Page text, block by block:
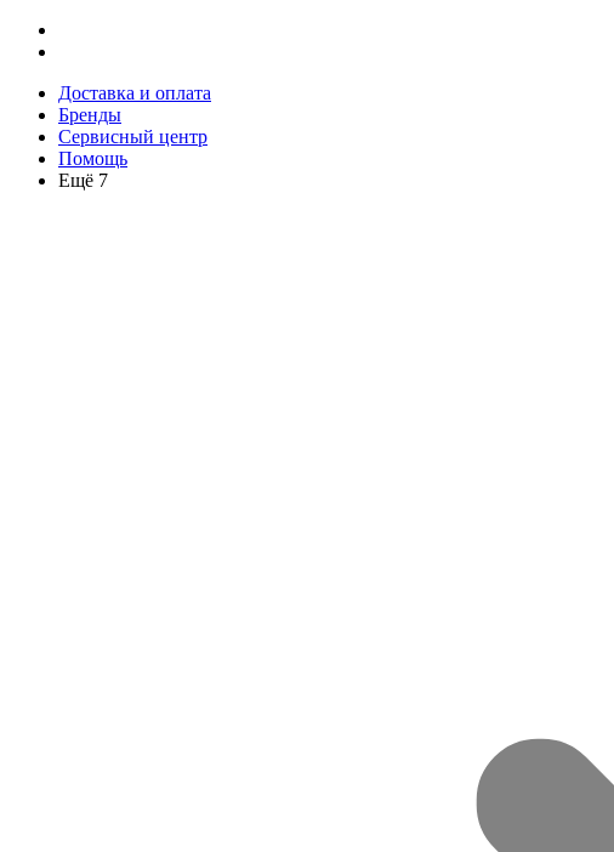
Доставка и оплата
Бренды
Сервисный центр
Помощь
Ещё 7